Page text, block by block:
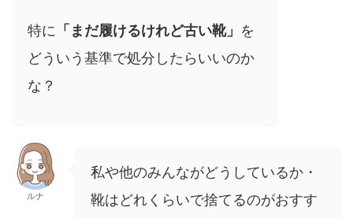
特に 「まだ履けるけれど古い靴」 を
どういう基準で処分したらいいのか
な？
ルナ
私や他のみんながどうしているか・
靴はどれくらいで捨てるのがおすす